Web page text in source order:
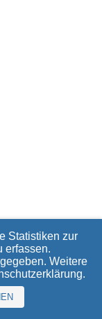
Statistiken zur
erfassen.
Weitere
.